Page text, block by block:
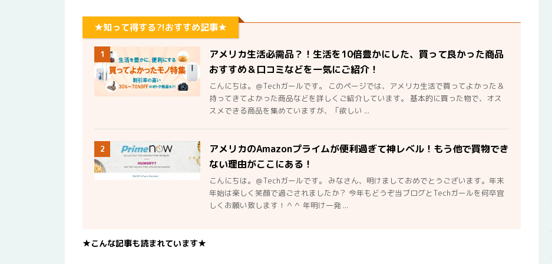
★知って得する?!おすすめ記事★
1
アメリカ生活必需品？！生活を10倍豊かにした、買って良かった商品
おすすめ＆口コミなどを一気にご紹介！
こんにちは。＠Techガールです。 このページでは、アメリカ生活で買ってよかった＆
持ってきてよかった商品などを詳しくご紹介しています。 基本的に買った物で、オス
スメできる商品を集めていますが、「欲しい ...
2
アメリカのAmazonプライムが便利過ぎて神レベル！もう他で買物でき
ない理由がここにある！
こんにちは。＠Techガールです。 みなさん、明けましておめでとうございます。年末
年始は楽しく笑顔で過ごされましたか？ 今年もどうぞ当ブログとTechガールを何卒宜
しくお願い致します！＾＾ 年明け一発 ...
★こんな記事も読まれています★